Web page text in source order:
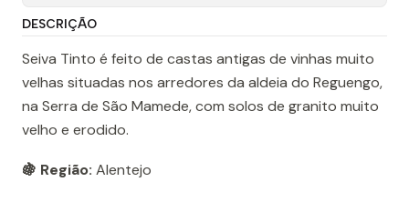
DESCRIÇÃO
Seiva Tinto é feito de castas antigas de vinhas muito
velhas situadas nos arredores da aldeia do Reguengo,
na Serra de São Mamede, com solos de granito muito
velho e erodido.
🍇 Região: Alentejo